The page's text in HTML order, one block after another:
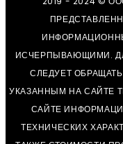
ИСЧЕРПЫВАЮЩИМИ.
СЛЕДУЕТ
УКАЗАННЫМ НА САЙТЕ
САЙТЕ
ТЕХНИЧЕСКИХ